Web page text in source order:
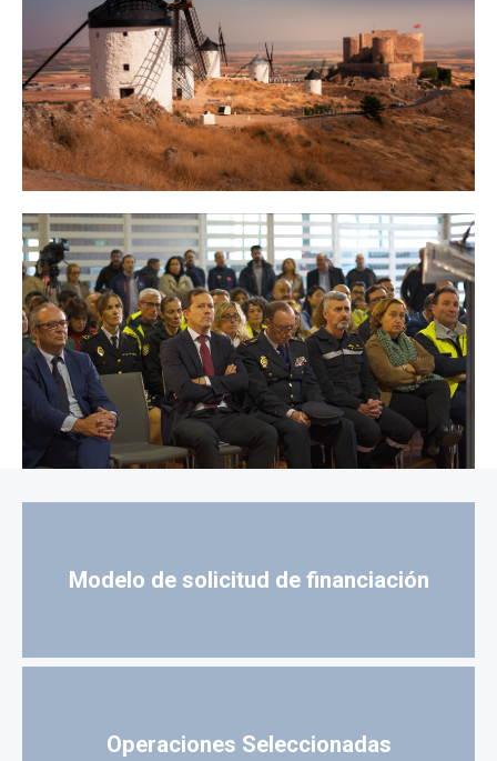
Modelo de solicitud de financiación
Operaciones Seleccionadas